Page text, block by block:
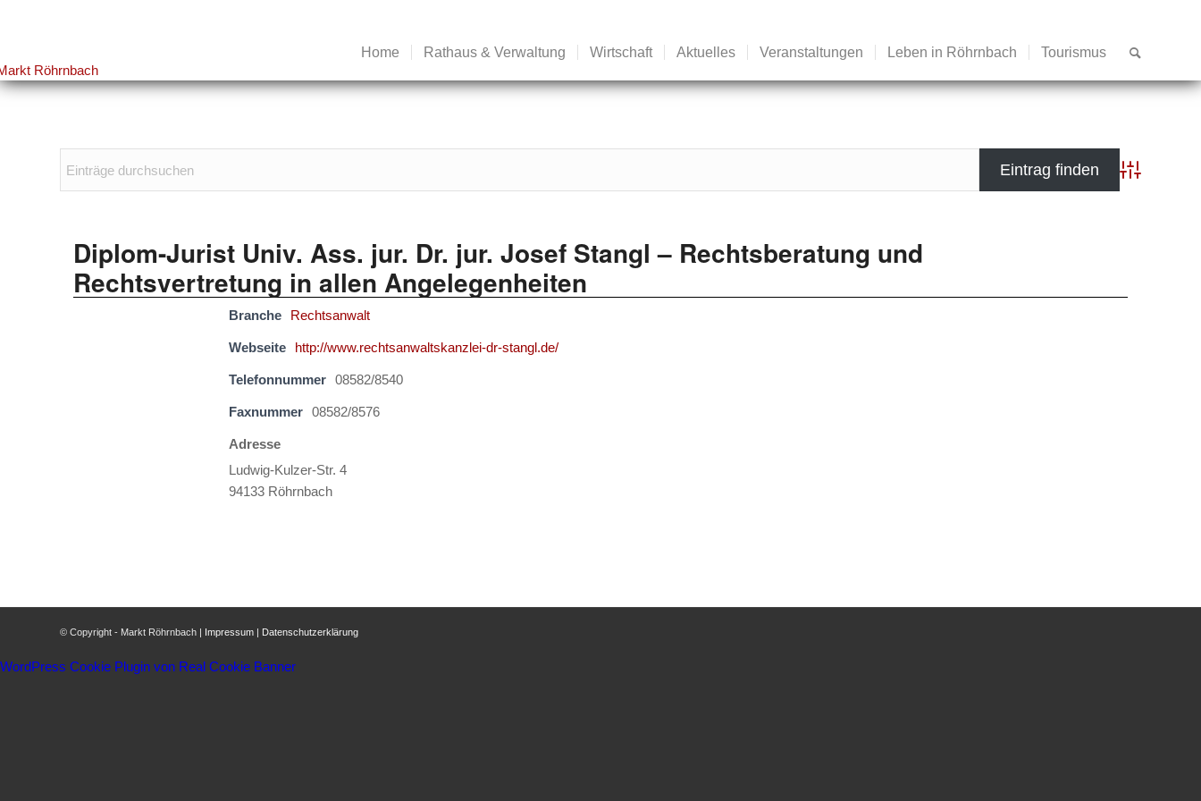
Home Rathaus & Verwaltung Wirtschaft Aktuelles Veranstaltungen Leben in Röhrnbach Tourismus
Advanced
Diplom-Jurist Univ. Ass. jur. Dr. jur. Josef Stangl – Rechtsberatung und
Rechtsvertretung in allen Angelegenheiten
Branche Rechtsanwalt
Webseite http://www.rechtsanwaltskanzlei-dr-stangl.de/
Telefonnummer 08582/8540
Faxnummer 08582/8576
Adresse
Ludwig-Kulzer-Str. 4
94133 Röhrnbach
© Copyright - Markt Röhrnbach | Impressum | Datenschutzerklärung
WordPress Cookie Plugin von Real Cookie Banner